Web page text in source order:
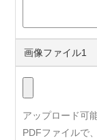
画像ファイル1
アップロード可
PDFファイルで